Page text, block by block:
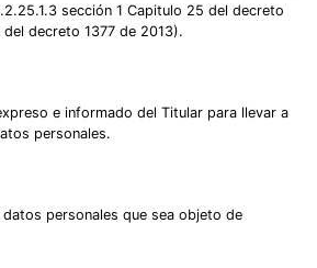
sección 1 Capitulo 25 del decreto
decreto 1377 de 2013).
e informado del Titular para llevar a
personales.
personales que sea objeto de